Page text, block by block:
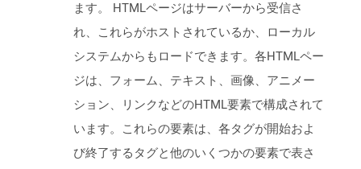
ます。 HTMLページはサーバーから受信さ
れ、これらがホストされているか、ローカル
システムからもロードできます。各HTMLペー
ジは、フォーム、テキスト、画像、アニメー
ション、リンクなどのHTML要素で構成されて
います。これらの要素は、各タグが開始およ
び終了するタグと他のいくつかの要素で表さ